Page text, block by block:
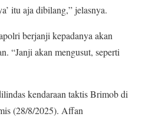
itu aja dibilang,” jelasnya.
berjanji kepadanya akan
“Janji akan mengusut, seperti
kendaraan taktis Brimob di
(28/8/2025). Affan